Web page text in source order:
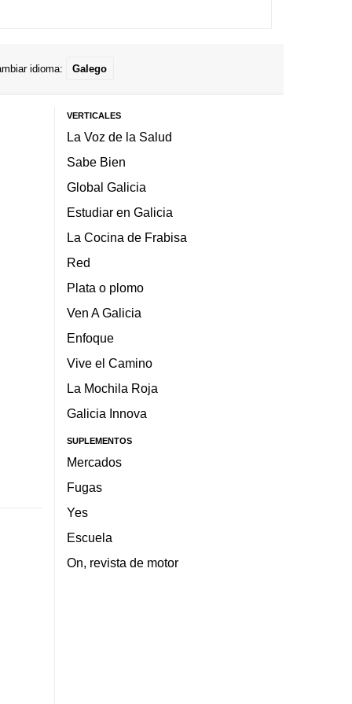
idioma: Galego
VERTICALES
La Voz de la Salud
Sabe Bien
Global Galicia
Estudiar en Galicia
La Cocina de Frabisa
Red
Plata o plomo
Ven A Galicia
Enfoque
Vive el Camino
La Mochila Roja
Galicia Innova
SUPLEMENTOS
Mercados
Fugas
Yes
Escuela
On, revista de motor